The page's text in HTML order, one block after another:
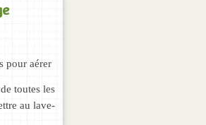
pour aérer
toutes les
au lave-